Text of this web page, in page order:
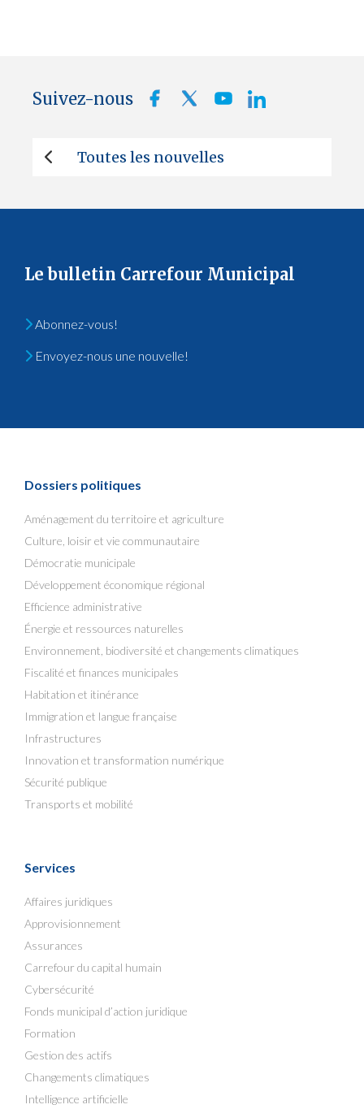
Suivez-nous
Toutes les nouvelles
Le bulletin Carrefour Municipal
Abonnez-vous!
Envoyez-nous une nouvelle!
Dossiers politiques
Aménagement du territoire et agriculture
Culture, loisir et vie communautaire
Démocratie municipale
Développement économique régional
Efficience administrative
Énergie et ressources naturelles
Environnement, biodiversité et changements climatiques
Fiscalité et finances municipales
Habitation et itinérance
Immigration et langue française
Infrastructures
Innovation et transformation numérique
Sécurité publique
Transports et mobilité
Services
Affaires juridiques
Approvisionnement
Assurances
Carrefour du capital humain
Cybersécurité
Fonds municipal d’action juridique
Formation
Gestion des actifs
Changements climatiques
Intelligence artificielle